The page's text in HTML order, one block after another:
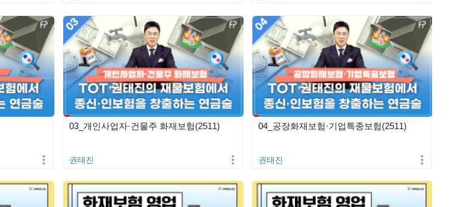
03_개인사업자·건물주 화재보험(2511)
권태진
04_공장화재보험·기업특종보험(2511)
권태진